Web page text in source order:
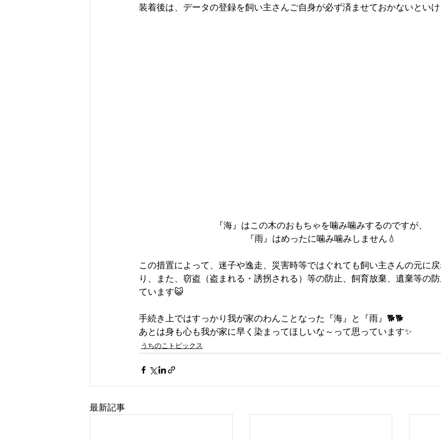
装着後は、データの登録を飼い主さんご自身が必ず済ませておかないとい
『海』はこの木のおもちゃを噛み噛みするのですが、
『雨』はめったに噛み噛みしません💧
この措置によって、迷子や逸走、災害時等ではぐれても飼い主さんの元に
り、また、窃盗（盗まれる・誘拐される）等の防止、飼育放棄、遺棄等の
ています😺
手続き上ではすっかり我が家のわんことなった『海』と『雨』🐕🐕
あとは身も心も我が家に早く染まってほしいな～って思っています✨
うちのこトピックス
最新記事